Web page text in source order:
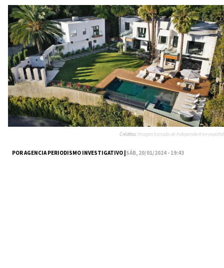
POR AGENCIA PERIODISMO INVESTIGATIVO |SÁB, 20/01/2024 - 19:43
Créditos:Imagen tomada de Independent en español